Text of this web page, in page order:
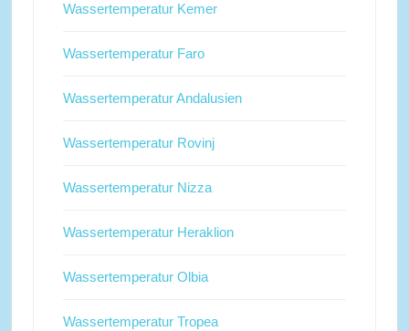
Wassertemperatur Kemer
Wassertemperatur Faro
Wassertemperatur Andalusien
Wassertemperatur Rovinj
Wassertemperatur Nizza
Wassertemperatur Heraklion
Wassertemperatur Olbia
Wassertemperatur Tropea